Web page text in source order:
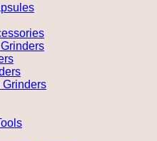
Grinders